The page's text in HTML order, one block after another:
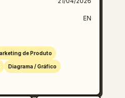
EN
de Produto
Diagrama / Gráfico